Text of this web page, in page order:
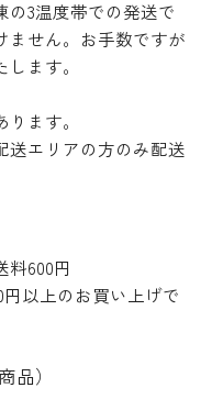
の3温度帯での発送で
ません。お手数ですが
ます。
ます。
送エリアの方のみ配送
料600円
以上のお買い上げで
）